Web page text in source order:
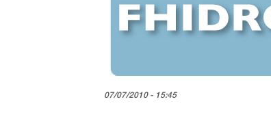
07/07/2010 - 15:45